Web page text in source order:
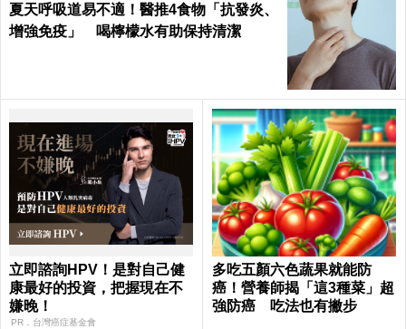
夏天呼吸道易不適！醫推4食物「抗發炎、
增強免疫」 喝檸檬水有助保持清潔
立即諮詢HPV！是對自己健
康最好的投資，把握現在不
嫌晚！
PR．台灣癌症基金會
多吃五顏六色蔬果就能防
癌！營養師揭「這3種菜」超
強防癌 吃法也有撇步